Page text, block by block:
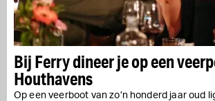
Bij Ferry dineer je op een
Houthavens
Op een veerboot van zo’n honderd jaar oud